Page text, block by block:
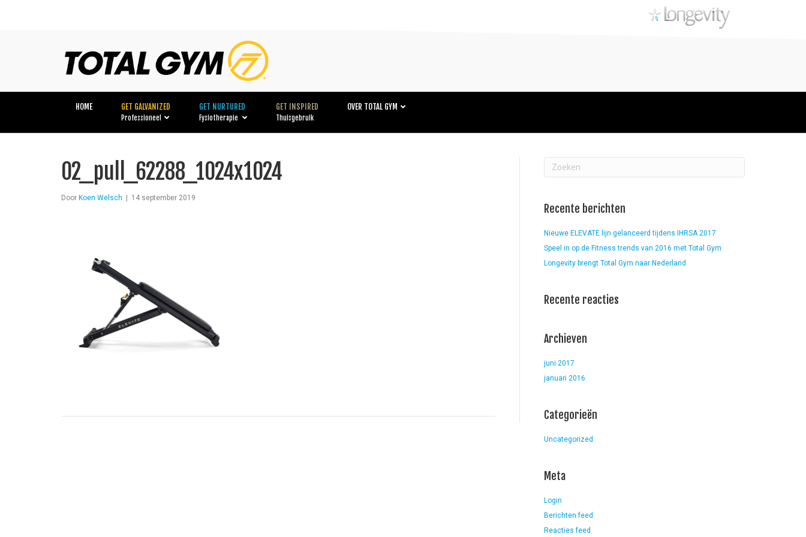
HOME GET GALVANIZED
Professioneel
GET NURTURED
Fysiotherapie
GET INSPIRED
Thuisgebruik
OVER TOTAL GYM
02_pull_62288_1024x1024
Door Koen Welsch | 14 september 2019
Recente berichten
Nieuwe ELEVATE lijn gelanceerd tijdens IHRSA 2017
Speel in op de Fitness trends van 2016 met Total Gym
Longevity brengt Total Gym naar Nederland
Recente reacties
Archieven
juni 2017
januari 2016
Categorieën
Uncategorized
Meta
Login
Berichten feed
Reacties feed